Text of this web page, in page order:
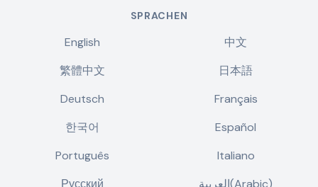
SPRACHEN
English
中文
繁體中文
日本語
Deutsch
Français
한국어
Español
Português
Italiano
Русский
العربية(Arabic)